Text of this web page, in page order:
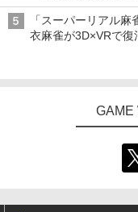
ライン販売開始
「スーパーリアル
衣麻雀が3D×VRで復
GAME